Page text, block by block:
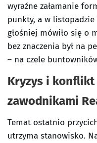
wyraźne załamanie
punkty, a w
głośniej mówiło się o
bez znaczenia był na
– na czele
Kryzys i konflikt
zawodnikami
Temat ostatnio
utrzyma stanowisko.